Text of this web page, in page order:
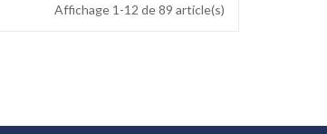
Affichage 1-12 de 89 article(s)